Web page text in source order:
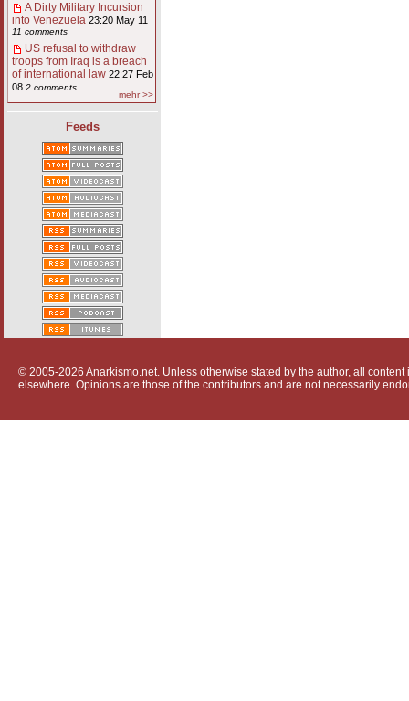
A Dirty Military Incursion
into Venezuela 23:20 May 11
11 comments
US refusal to withdraw
troops from Iraq is a breach
of international law 22:27 Feb
08 2 comments
mehr >>
Feeds
© 2005-2026 Anarkismo.net. Unless otherwise stated by the author, all
elsewhere. Opinions are those of the contributors and are not necessarily